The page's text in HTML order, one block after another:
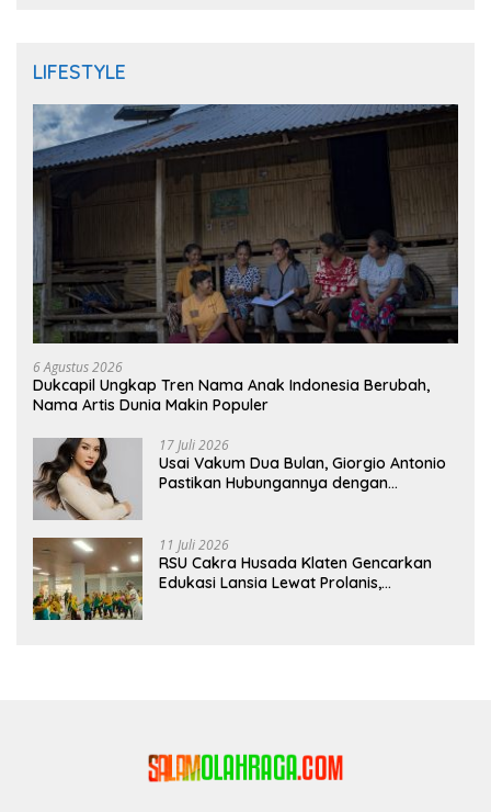
LIFESTYLE
6 Agustus 2026
Dukcapil Ungkap Tren Nama Anak Indonesia Berubah,
Nama Artis Dunia Makin Populer
17 Juli 2026
Usai Vakum Dua Bulan, Giorgio Antonio
Pastikan Hubungannya dengan
11 Juli 2026
RSU Cakra Husada Klaten Gencarkan
Edukasi Lansia Lewat Prolanis,